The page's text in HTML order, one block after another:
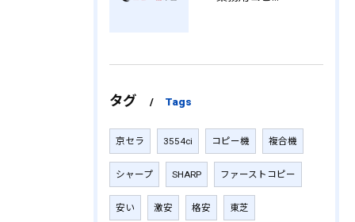
タグ Tags
京セラ 3554ci コピー機 複合機
シャープ SHARP ファーストコピー
安い 激安 格安 東芝